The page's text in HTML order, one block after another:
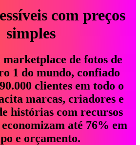
com preços
simples
marketplace de fotos de
1 do mundo, confiado
clientes em todo o
marcas, criadores e
histórias com recursos
até 76% em
e orçamento.